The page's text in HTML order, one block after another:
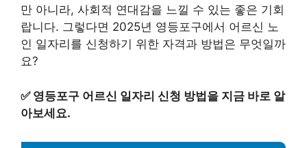
만 아니라, 사회적 연대감을 느낄 수 있는 좋은 기회
랍니다. 그렇다면 2025년 영등포구에서 어르신 노
인 일자리를 신청하기 위한 자격과 방법은 무엇일까
요?
✅ 영등포구 어르신 일자리 신청 방법을 지금 바로 알
아보세요.